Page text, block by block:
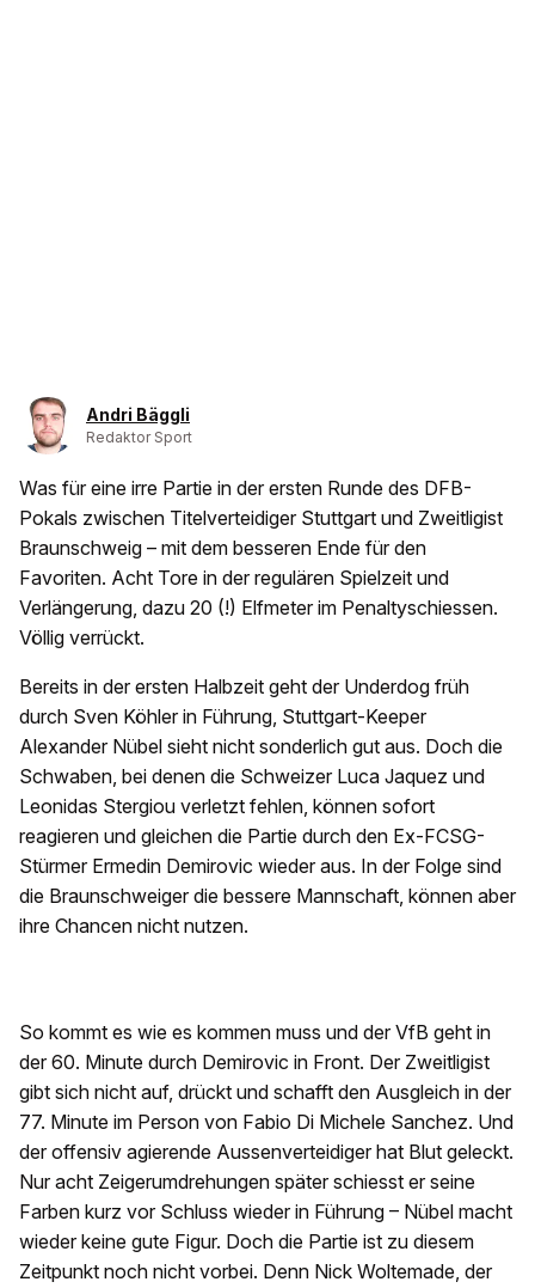
Andri Bäggli
Redaktor Sport
Was für eine irre Partie in der ersten Runde des DFB-
Pokals zwischen Titelverteidiger Stuttgart und Zweitligist
Braunschweig – mit dem besseren Ende für den
Favoriten. Acht Tore in der regulären Spielzeit und
Verlängerung, dazu 20 (!) Elfmeter im Penaltyschiessen.
Völlig verrückt.
Bereits in der ersten Halbzeit geht der Underdog früh
durch Sven Köhler in Führung, Stuttgart-Keeper
Alexander Nübel sieht nicht sonderlich gut aus. Doch die
Schwaben, bei denen die Schweizer Luca Jaquez und
Leonidas Stergiou verletzt fehlen, können sofort
reagieren und gleichen die Partie durch den Ex-FCSG-
Stürmer Ermedin Demirovic wieder aus. In der Folge sind
die Braunschweiger die bessere Mannschaft, können aber
ihre Chancen nicht nutzen.
So kommt es wie es kommen muss und der VfB geht in
der 60. Minute durch Demirovic in Front. Der Zweitligist
gibt sich nicht auf, drückt und schafft den Ausgleich in der
77. Minute im Person von Fabio Di Michele Sanchez. Und
der offensiv agierende Aussenverteidiger hat Blut geleckt.
Nur acht Zeigerumdrehungen später schiesst er seine
Farben kurz vor Schluss wieder in Führung – Nübel macht
wieder keine gute Figur. Doch die Partie ist zu diesem
Zeitpunkt noch nicht vorbei. Denn Nick Woltemade, der